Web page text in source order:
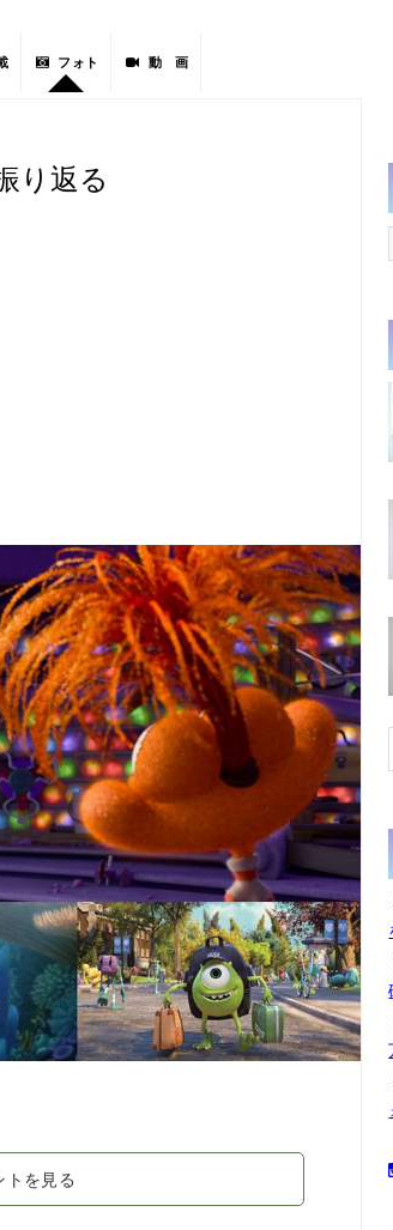
フォト 動 画
り返る
トを見る